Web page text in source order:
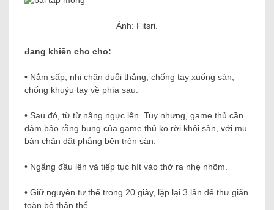
Ảnh: Fitsri.
đang khiến cho cho:
• Nằm sấp, nhị chân duỗi thẳng, chống tay xuống sàn,
chống khuỷu tay về phía sau.
• Sau đó, từ từ nâng ngực lên. Tuy nhưng, game thủ cần
đảm bảo rằng bụng của game thủ ko rời khỏi sàn, với mu
bàn chân đặt phẳng bên trên sàn.
• Ngẩng đầu lên và tiếp tục hít vào thở ra nhẹ nhõm.
• Giữ nguyên tư thế trong 20 giây, lặp lại 3 lần để thư giãn
toàn bộ thân thể.